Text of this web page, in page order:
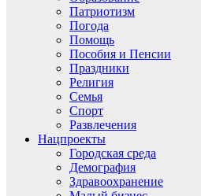
Патриотизм
Погода
Помощь
Пособия и Пенсии
Праздники
Религия
Семья
Спорт
Развлечения
Нацпроекты
Городская среда
Демография
Здравоохранение